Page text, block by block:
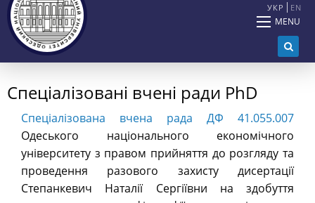
УКР EN
MENU
Спеціалізовані вчені ради PhD
Спеціалізована вчена рада ДФ 41.055.007
Одеського національного економічного
університету з правом прийняття до розгляду та
проведення разового захисту дисертації
Степанкевич Наталії Сергіївни на здобуття